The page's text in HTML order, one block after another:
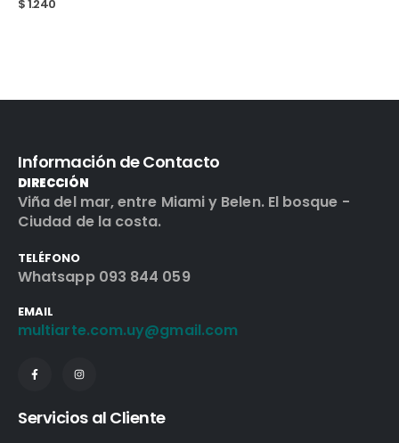
Información de Contacto
DIRECCIÓN
Viña del mar, entre Miami y Belen. El bosque -
Ciudad de la costa.
TELÉFONO
Whatsapp 093 844 059
EMAIL
multiarte.com.uy@gmail.com
Servicios al Cliente